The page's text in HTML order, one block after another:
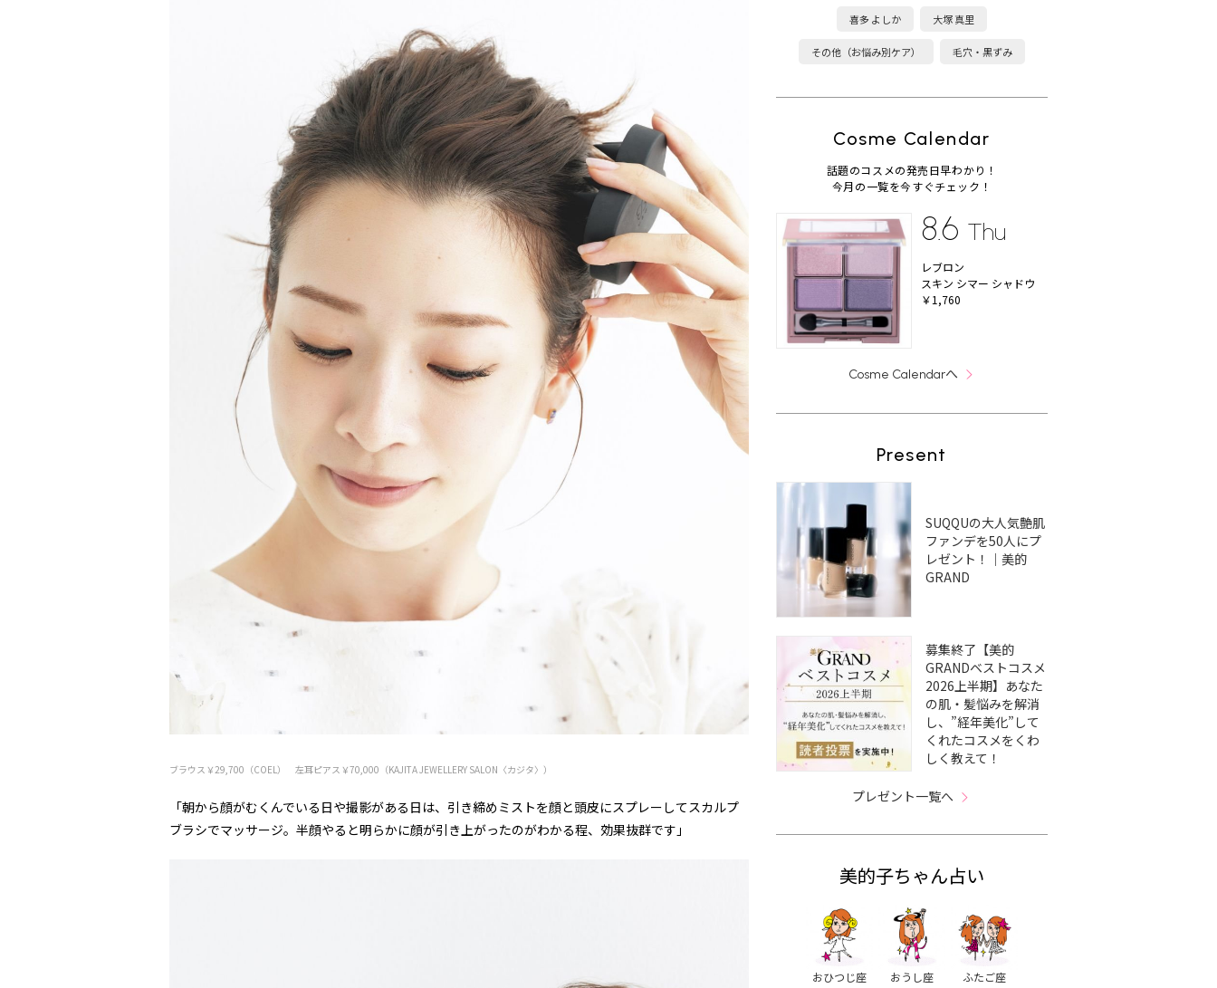
ブラウス￥29,700（COEL） 左耳ピアス￥70,000（KAJITA JEWELLERY SALON〈カジタ〉）
「朝から顔がむくんでいる日や撮影がある日は、引き締めミストを顔と頭皮にスプレーしてスカルプ
ブラシでマッサージ。半顔やると明らかに顔が引き上がったのがわかる程、効果抜群です」
喜多 よしか 大塚 真里
その他（お悩み別ケア） 毛穴・黒ずみ
Cosme Calendar
話題のコスメの発売日早わかり！
今月の一覧を今すぐチェック！
8.6 Thu
レブロン
スキン シマー シャドウ
￥1,760
Cosme Calendarへ
Present
SUQQUの大人気艶肌
ファンデを50人にプ
レゼント！｜美的
GRAND
募集終了【美的
GRANDベストコスメ
2026上半期】あなた
の肌・髪悩みを解消
し、”経年美化”して
くれたコスメをくわ
しく教えて！
プレゼント一覧へ
美的子ちゃん占い
おひつじ座 おうし座 ふたご座